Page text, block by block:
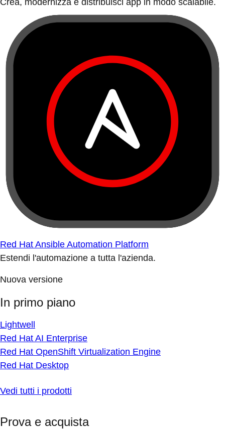
Crea, modernizza e distribuisci app in modo scalabile.
Red Hat Ansible Automation Platform
Estendi l'automazione a tutta l'azienda.
Nuova versione
In primo piano
Lightwell
Red Hat AI Enterprise
Red Hat OpenShift Virtualization Engine
Red Hat Desktop
Vedi tutti i prodotti
Prova e acquista